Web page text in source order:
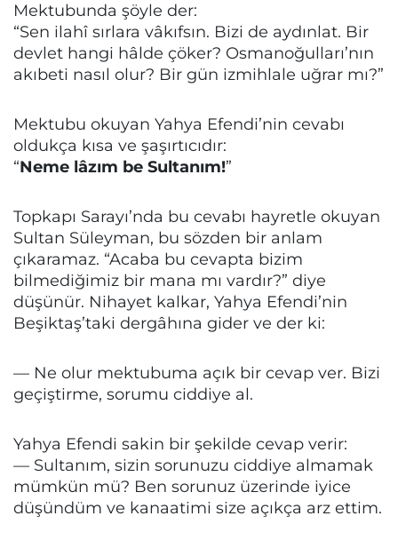
Mektubunda şöyle der:
“Sen ilahî sırlara vâkıfsın. Bizi de aydınlat. Bir
devlet hangi hâlde çöker? Osmanoğulları’nın
akıbeti nasıl olur? Bir gün izmihlale uğrar mı?”
Mektubu okuyan Yahya Efendi’nin cevabı
oldukça kısa ve şaşırtıcıdır:
“Neme lâzım be Sultanım!”
Topkapı Sarayı’nda bu cevabı hayretle okuyan
Sultan Süleyman, bu sözden bir anlam
çıkaramaz. “Acaba bu cevapta bizim
bilmediğimiz bir mana mı vardır?” diye
düşünür. Nihayet kalkar, Yahya Efendi’nin
Beşiktaş’taki dergâhına gider ve der ki:
— Ne olur mektubuma açık bir cevap ver. Bizi
geçiştirme, sorumu ciddiye al.
Yahya Efendi sakin bir şekilde cevap verir:
— Sultanım, sizin sorunuzu ciddiye almamak
mümkün mü? Ben sorunuz üzerinde iyice
düşündüm ve kanaatimi size açıkça arz ettim.